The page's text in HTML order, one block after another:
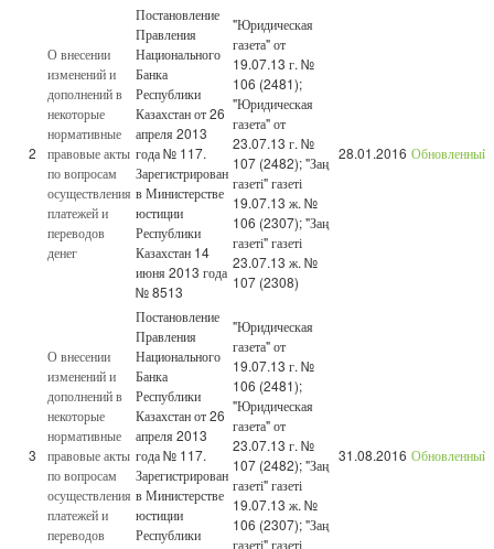
2
О внесении
изменений и
дополнений в
некоторые
нормативные
правовые акты
по вопросам
осуществления
платежей и
переводов
денег
Постановление
Правления
Национального
Банка
Республики
Казахстан от 26
апреля 2013
года № 117.
Зарегистрирован
в Министерстве
юстиции
Республики
Казахстан 14
июня 2013 года
№ 8513
"Юридическая
газета" от
19.07.13 г. №
106 (2481);
"Юридическая
газета" от
23.07.13 г. №
107 (2482); "Заң
газеті" газеті
19.07.13 ж. №
106 (2307); "Заң
газеті" газеті
23.07.13 ж. №
107 (2308)
28.01.2016 Обновленный
3
О внесении
изменений и
дополнений в
некоторые
нормативные
правовые акты
по вопросам
осуществления
платежей и
переводов
Постановление
Правления
Национального
Банка
Республики
Казахстан от 26
апреля 2013
года № 117.
Зарегистрирован
в Министерстве
юстиции
Республики
"Юридическая
газета" от
19.07.13 г. №
106 (2481);
"Юридическая
газета" от
23.07.13 г. №
107 (2482); "Заң
газеті" газеті
19.07.13 ж. №
106 (2307); "Заң
газеті" газеті
31.08.2016 Обновленный